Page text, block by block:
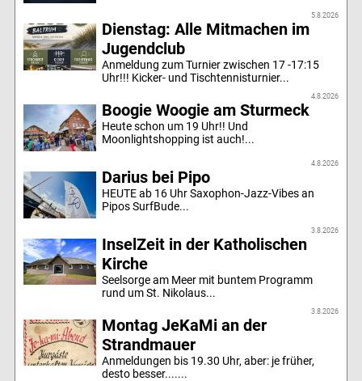
5.8.2026
Dienstag: Alle Mitmachen im
Jugendclub
Anmeldung zum Turnier zwischen 17 -17:15
Uhr!!! Kicker- und Tischtennisturnier...
4.8.2026
Boogie Woogie am Sturmeck
Heute schon um 19 Uhr!! Und
Moonlightshopping ist auch!...
4.8.2026
Darius bei Pipo
HEUTE ab 16 Uhr Saxophon-Jazz-Vibes an
Pipos SurfBude...
3.8.2026
InselZeit in der Katholischen
Kirche
Seelsorge am Meer mit buntem Programm
rund um St. Nikolaus...
3.8.2026
Montag JeKaMi an der
Strandmauer
Anmeldungen bis 19.30 Uhr, aber: je früher,
desto besser.......